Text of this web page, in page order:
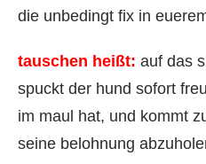
die unbedingt fix in
tauschen heißt: auf das
spuckt der hund sofort
im maul hat, und kommt
seine belohnung